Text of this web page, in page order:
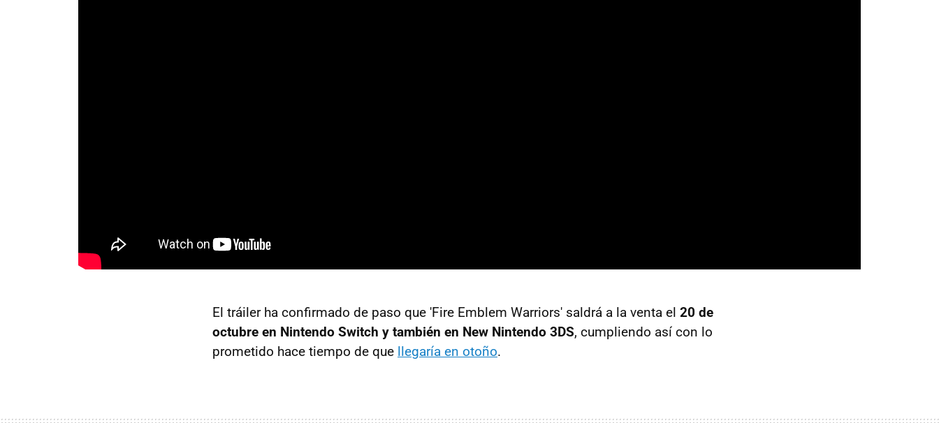
El tráiler ha confirmado de paso que 'Fire Emblem Warriors' saldrá a la venta el 20 de
octubre en Nintendo Switch y también en New Nintendo 3DS, cumpliendo así con lo
prometido hace tiempo de que llegaría en otoño.